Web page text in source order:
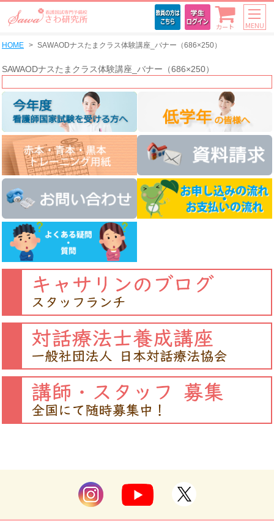
カート MENU
HOME SAWAODナスたまクラス体験講座_バナー（686×250）
SAWAODナスたまクラス体験講座_バナー（686×250）